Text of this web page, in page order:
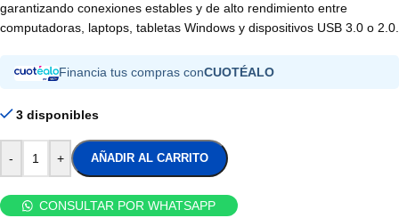
garantizando conexiones estables y de alto rendimiento entre
computadoras, laptops, tabletas Windows y dispositivos USB 3.0 o 2.0.
Financia tus compras conCUOTÉALO
3 disponibles
- + AÑADIR AL CARRITO
CONSULTAR POR WHATSAPP